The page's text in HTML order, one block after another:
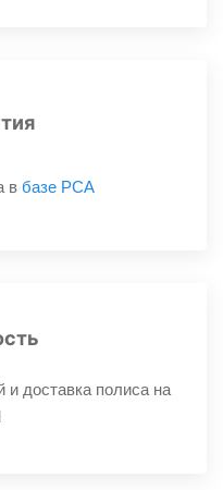
вбазе РСА
и доставка полиса на